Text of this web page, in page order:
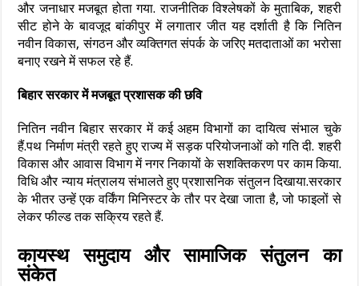
और जनाधार मजबूत होता गया. राजनीतिक विश्लेषकों के मुताबिक, शहरी
सीट होने के बावजूद बांकीपुर में लगातार जीत यह दर्शाती है कि नितिन
नवीन विकास, संगठन और व्यक्तिगत संपर्क के जरिए मतदाताओं का भरोसा
बनाए रखने में सफल रहे हैं.
बिहार सरकार में मजबूत प्रशासक की छवि
नितिन नवीन बिहार सरकार में कई अहम विभागों का दायित्व संभाल चुके
हैं.पथ निर्माण मंत्री रहते हुए राज्य में सड़क परियोजनाओं को गति दी. शहरी
विकास और आवास विभाग में नगर निकायों के सशक्तिकरण पर काम किया.
विधि और न्याय मंत्रालय संभालते हुए प्रशासनिक संतुलन दिखाया.सरकार
के भीतर उन्हें एक वर्किंग मिनिस्टर के तौर पर देखा जाता है, जो फाइलों से
लेकर फील्ड तक सक्रिय रहते हैं.
कायस्थ समुदाय और सामाजिक संतुलन का
संकेत